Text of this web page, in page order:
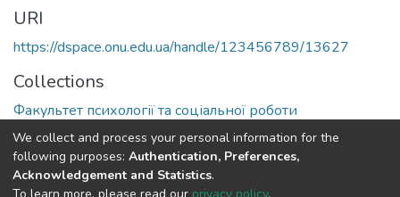
URI
https://dspace.onu.edu.ua/handle/123456789/13627
Collections
Факультет психології та соціальної роботи
Full item page
We collect and process your personal information for the
following purposes: Authentication, Preferences,
Acknowledgement and Statistics.